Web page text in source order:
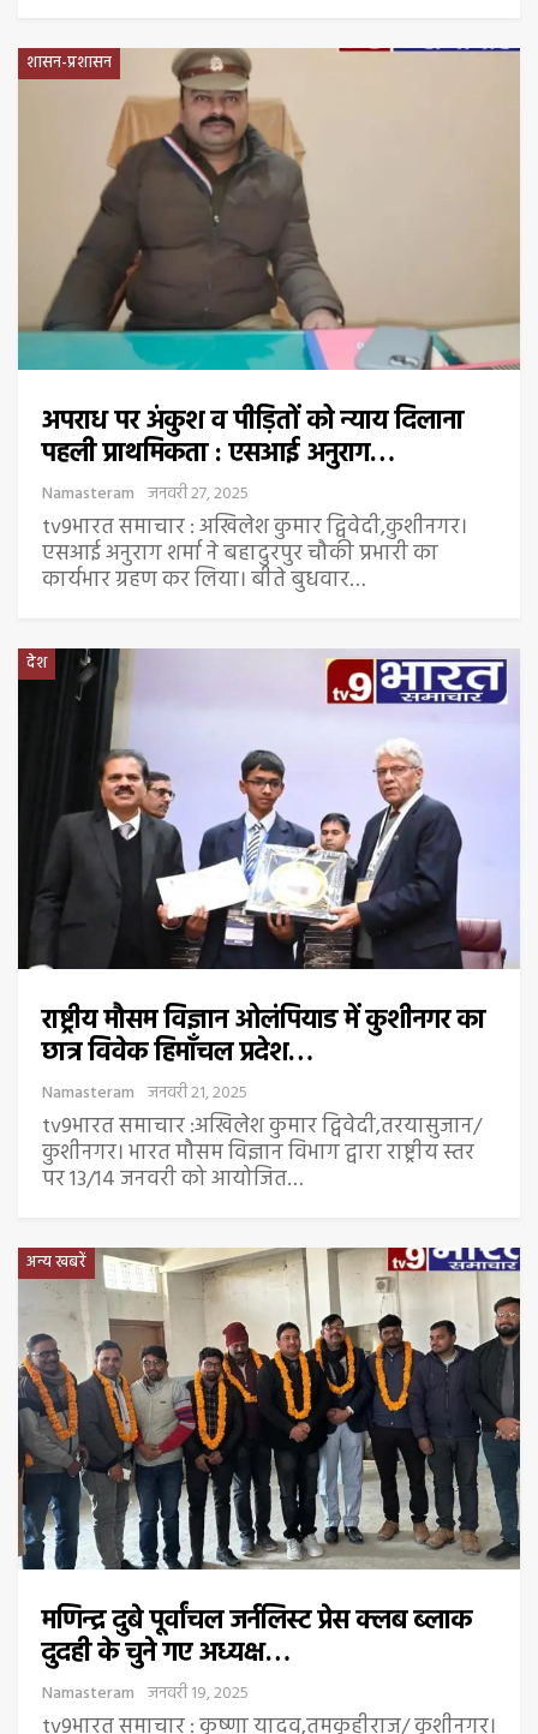
शासन-प्रशासन
अपराध पर अंकुश व पीड़ितों को न्याय दिलाना
पहली प्राथमिकता : एसआई अनुराग…
Namasteram जनवरी 27, 2025
tv9भारत समाचार : अखिलेश कुमार द्विवेदी,कुशीनगर।
एसआई अनुराग शर्मा ने बहादुरपुर चौकी प्रभारी का
कार्यभार ग्रहण कर लिया। बीते बुधवार…
देश
राष्ट्रीय मौसम विज्ञान ओलंपियाड में कुशीनगर का
छात्र विवेक हिमाँचल प्रदेश…
Namasteram जनवरी 21, 2025
tv9भारत समाचार :अखिलेश कुमार द्विवेदी,तरयासुजान/
कुशीनगर। भारत मौसम विज्ञान विभाग द्वारा राष्ट्रीय स्तर
पर 13/14 जनवरी को आयोजित…
अन्य खबरें
मणिन्द्र दुबे पूर्वांचल जर्नलिस्ट प्रेस क्लब ब्लाक
दुदही के चुने गए अध्यक्ष…
Namasteram जनवरी 19, 2025